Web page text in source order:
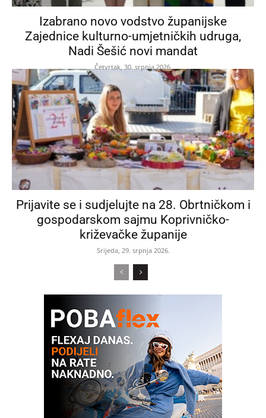
Izabrano novo vodstvo županijske
Zajednice kulturno-umjetničkih udruga,
Nadi Šešić novi mandat
Četvrtak, 30. srpnja 2026.
Prijavite se i sudjelujte na 28. Obrtničkom i
gospodarskom sajmu Koprivničko-
križevačke županije
Srijeda, 29. srpnja 2026.